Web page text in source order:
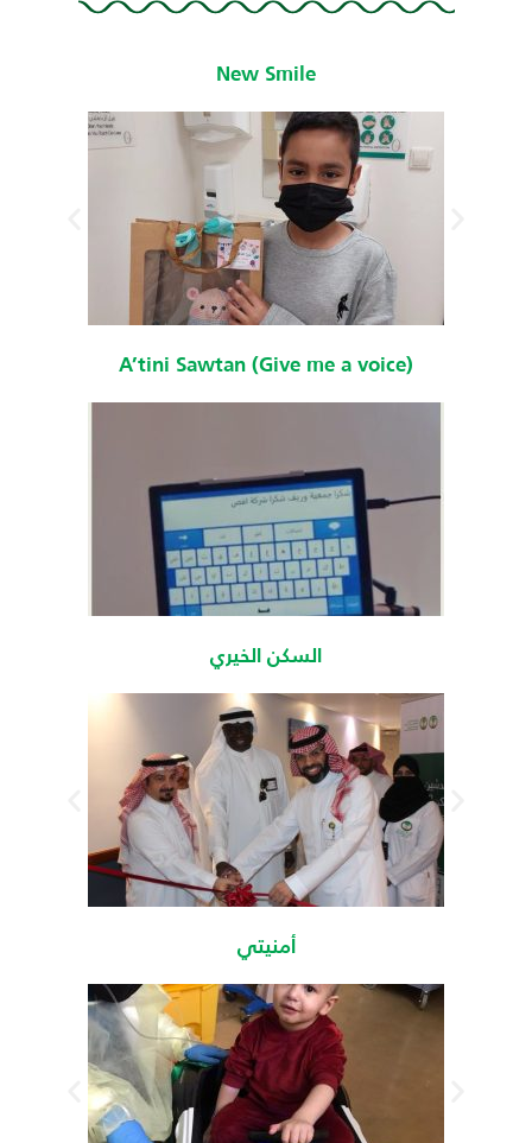
New Smile
A’tini Sawtan (Give me a voice)
السكن الخيري
أمنيتي